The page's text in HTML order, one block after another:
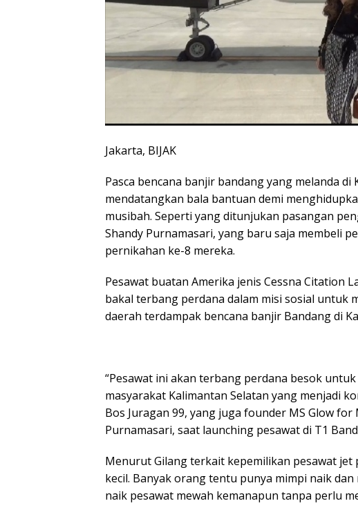
Jakarta, BIJAK
Pasca bencana banjir bandang yang melanda
mendatangkan bala bantuan demi
musibah. Seperti yang ditunjukan pasangan
Shandy Purnamasari, yang baru saja membeli
pernikahan ke-8 mereka.
Pesawat buatan Amerika jenis Cessna Citation
bakal terbang perdana dalam misi sosial untuk
daerah terdampak bencana banjir Bandang di
“Pesawat ini akan terbang perdana besok
masyarakat Kalimantan Selatan yang menjadi
Bos Juragan 99, yang juga founder MS Glow
Purnamasari, saat launching pesawat di T1
Menurut Gilang terkait kepemilikan pesawat
kecil. Banyak orang tentu punya mimpi naik
naik pesawat mewah kemanapun tanpa perlu